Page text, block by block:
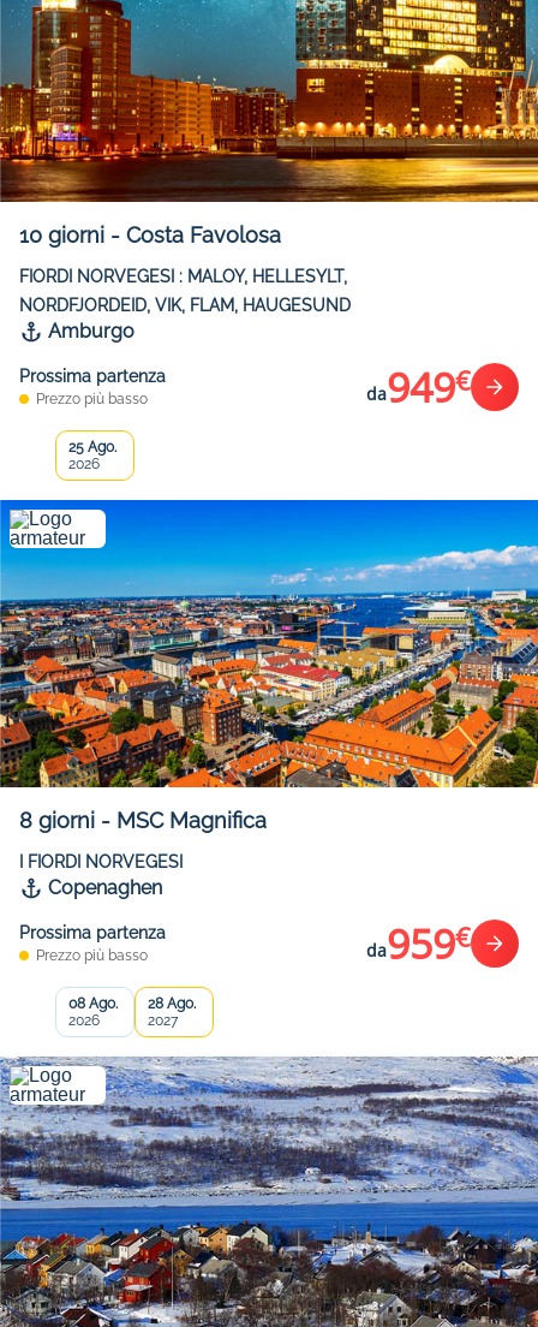
10 giorni - Costa Favolosa
FIORDI NORVEGESI : MALOY, HELLESYLT,
NORDFJORDEID, VIK, FLAM, HAUGESUND
Amburgo
Prossima partenza
Prezzo più basso da949€
25 Ago.
2026
8 giorni - MSC Magnifica
I FIORDI NORVEGESI
Copenaghen
Prossima partenza
Prezzo più basso da959€
08 Ago.
2026
28 Ago.
2027